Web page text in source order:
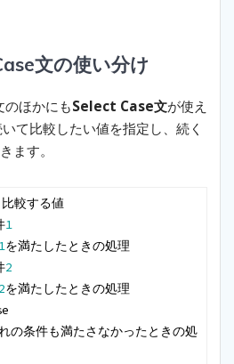
文の使い分け
ほかにもSelect Case文が使え
て比較したい値を指定し、続く
ます。
較する値
1
1を満たしたときの処理
2
2を満たしたときの処理